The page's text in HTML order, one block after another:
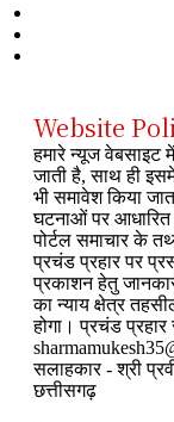
Website
हमारे न्यूज वेबसाइट
जाती है, साथ ही
भी समावेश किया
घटनाओं पर आधारित
पोर्टल समाचार के
प्रचंड प्रहार पर
प्रकाशन हेतु
का न्याय क्षेत्र
होगा। प्रचंड
सलाहकार - श्री
छत्तीसगढ़